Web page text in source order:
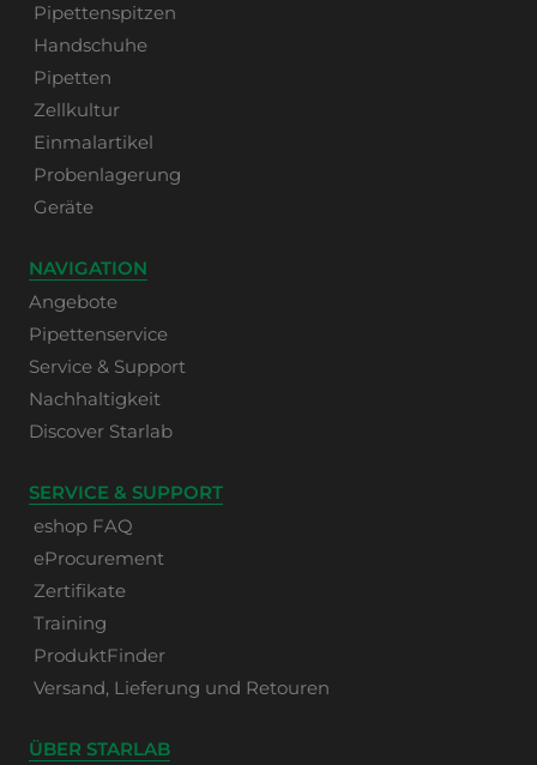
Pipettenspitzen
Handschuhe
Pipetten
Zellkultur
Einmalartikel
Probenlagerung
Geräte
NAVIGATION
Angebote
Pipettenservice
Service & Support
Nachhaltigkeit
Discover Starlab
SERVICE & SUPPORT
eshop FAQ
eProcurement
Zertifikate
Training
ProduktFinder
Versand, Lieferung und Retouren
ÜBER STARLAB